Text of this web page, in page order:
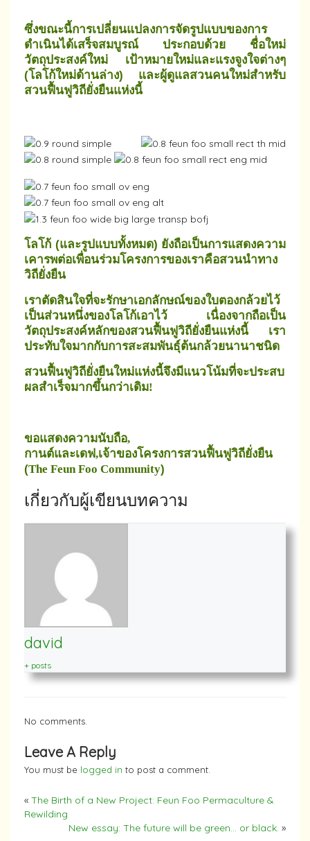
ซึ่งขณะนี้การเปลี่ยนแปลงการจัดรูปแบบของการ
ดำเนินได้เสร็จสมบูรณ์ ประกอบด้วย ชื่อใหม่
วัตถุประสงค์ใหม่ เป้าหมายใหม่และแรงจูงใจต่างๆ
(โลโก้ใหม่ด้านล่าง) และผู้ดูแลสวนคนใหม่สำหรับ
สวนฟื้นฟูวิถียั่งยืนแห่งนี้
โลโก้ (และรูปแบบทั้งหมด) ยังถือเป็นการแสดงความ
เคารพต่อเพื่อนร่วมโครงการของเราคือสวนนำทาง
วิถียั่งยืน
เราตัดสินใจที่จะรักษาเอกลักษณ์ของใบตองกล้วยไว้
เป็นส่วนหนึ่งของโลโก้เอาไว้
เนื่องจากถือเป็น
วัตถุประสงค์หลักของสวนฟื้นฟูวิถียั่งยืนแห่งนี้ เรา
ประทับใจมากกับการสะสมพันธุ์ต้นกล้วยนานาชนิด
สวนฟื้นฟูวิถียั่งยืนใหม่แห่งนี้จึงมีแนวโน้มที่จะประสบ
ผลสำเร็จมากขึ้นกว่าเดิม!
ขอแสดงความนับถือ,
กานต์และเดฟ,เจ้าของโครงการสวนฟื้นฟูวิถียั่งยืน
(The Feun Foo Community)
เกี่ยวกับผู้เขียนบทความ
david
+ posts
No comments.
Leave A Reply
You must be logged in to post a comment.
« The Birth of a New Project: Feun Foo Permaculture &
Rewilding
New essay: The future will be green… or black. »